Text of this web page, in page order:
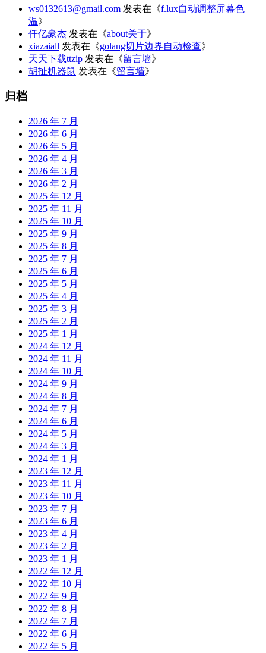
ws0132613@gmail.com 发表在《f.lux自动调整屏幕色
温》
仟亿豪杰 发表在《about关于》
xiazaiall 发表在《golang切片边界自动检查》
天天下载ttzip 发表在《留言墙》
胡扯机器鼠 发表在《留言墙》
归档
2026 年 7 月
2026 年 6 月
2026 年 5 月
2026 年 4 月
2026 年 3 月
2026 年 2 月
2025 年 12 月
2025 年 11 月
2025 年 10 月
2025 年 9 月
2025 年 8 月
2025 年 7 月
2025 年 6 月
2025 年 5 月
2025 年 4 月
2025 年 3 月
2025 年 2 月
2025 年 1 月
2024 年 12 月
2024 年 11 月
2024 年 10 月
2024 年 9 月
2024 年 8 月
2024 年 7 月
2024 年 6 月
2024 年 5 月
2024 年 3 月
2024 年 1 月
2023 年 12 月
2023 年 11 月
2023 年 10 月
2023 年 7 月
2023 年 6 月
2023 年 4 月
2023 年 2 月
2023 年 1 月
2022 年 12 月
2022 年 10 月
2022 年 9 月
2022 年 8 月
2022 年 7 月
2022 年 6 月
2022 年 5 月